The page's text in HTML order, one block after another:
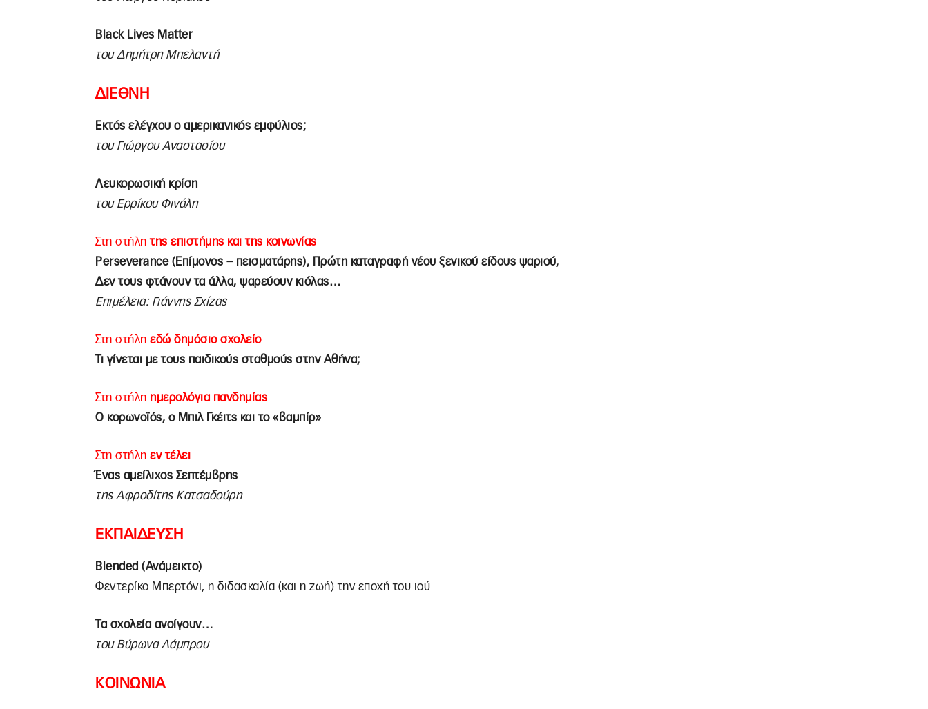
Black Lives Matter
του Δημήτρη Μπελαντή
ΔΙΕΘΝΗ
Εκτός ελέγχου ο αμερικανικός εμφύλιος;
του Γιώργου Αναστασίου
Λευκορωσική κρίση
του Ερρίκου Φινάλη
Στη στήλητης επιστήμης και της κοινωνίας
Perseverance (Επίμονος – πεισματάρης), Πρώτη καταγραφή νέου ξενικού είδους ψαριού,
Δεν τους φτάνουν τα άλλα, ψαρεύουν κιόλας…
Επιμέλεια: Γιάννης Σχίζας
Στη στήλη εδώ δημόσιο σχολείο
Τι γίνεται με τους παιδικούς σταθμούς στην Αθήνα;
Στη στήλη ημερολόγια πανδημίας
Ο κορωνοϊός, ο Μπιλ Γκέιτς και το «βαμπίρ»
Στη στήλη εν τέλει
Ένας αμείλιχος Σεπτέμβρης
της Αφροδίτης Κατσαδούρη
ΕΚΠΑΙΔΕΥΣΗ
Blended (Ανάμεικτο)
Φεντερίκο Μπερτόνι, η διδασκαλία (και η ζωή) την εποχή του ιού
Τα σχολεία ανοίγουν…
του Βύρωνα Λάμπρου
ΚΟΙΝΩΝΙΑ